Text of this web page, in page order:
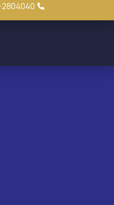
2804040